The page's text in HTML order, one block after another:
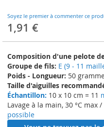
Soyez le premier à commenter ce
1,91 €
Composition d'une pelote
Groupe de fils: E (9 - 11
Poids - Longueur: 50
Taille d'aiguilles
Échantillon: 10 x 10 cm = 11
Lavage à la main, 30 °C max
possible
beginning
of
the
gallery